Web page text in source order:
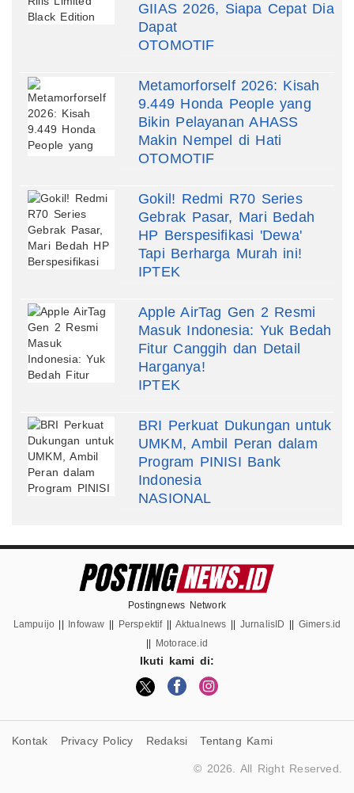
GIIAS 2026, Siapa Cepat Dia
Dapat
OTOMOTIF
Metamorforself 2026: Kisah
9.449 Honda People yang
Bikin Pelayanan AHASS
Makin Nempel di Hati
OTOMOTIF
Gokil! Redmi R70 Series
Gebrak Pasar, Mari Bedah
HP Berspesifikasi 'Dewa'
Tapi Berharga Murah ini!
IPTEK
Apple AirTag Gen 2 Resmi
Masuk Indonesia: Yuk Bedah
Fitur Canggih dan Detail
Harganya!
IPTEK
BRI Perkuat Dukungan untuk
UMKM, Ambil Peran dalam
Program PINISI Bank
Indonesia
NASIONAL
Postingnews Network
Lampuijo
Infowaw Perspektif|| Aktualnews JurnalisID
Gimers.id
Motorace.id
Ikuti kami di:
Kontak Privacy Policy Redaksi Tentang Kami
© 2026. All Right Reserved.